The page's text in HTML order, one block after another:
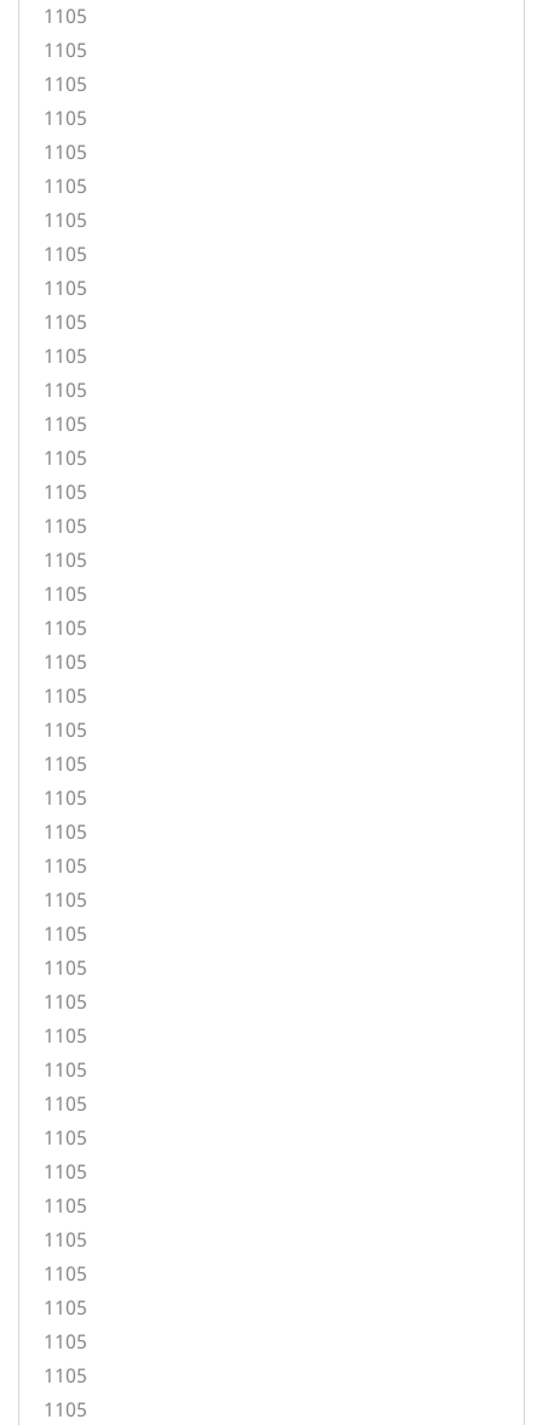
1105
1105
1105
1105
1105
1105
1105
1105
1105
1105
1105
1105
1105
1105
1105
1105
1105
1105
1105
1105
1105
1105
1105
1105
1105
1105
1105
1105
1105
1105
1105
1105
1105
1105
1105
1105
1105
1105
1105
1105
1105
1105